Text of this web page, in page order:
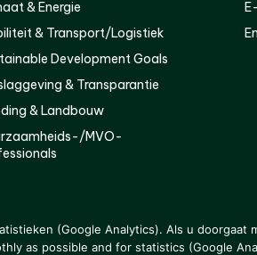
& Energie
& Transport/Logistiek
Development Goals
& Transparantie
& Landbouw
MVO-
(Google Analytics). Als u doorgaat
as possible and for statistics (Google